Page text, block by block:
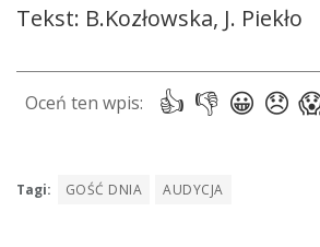
Tekst: B.Kozłowska, J. Piekło
Tagi: GOŚĆ DNIA AUDYCJA